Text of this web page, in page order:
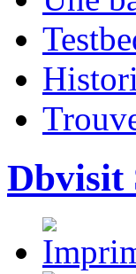
Dbvisit